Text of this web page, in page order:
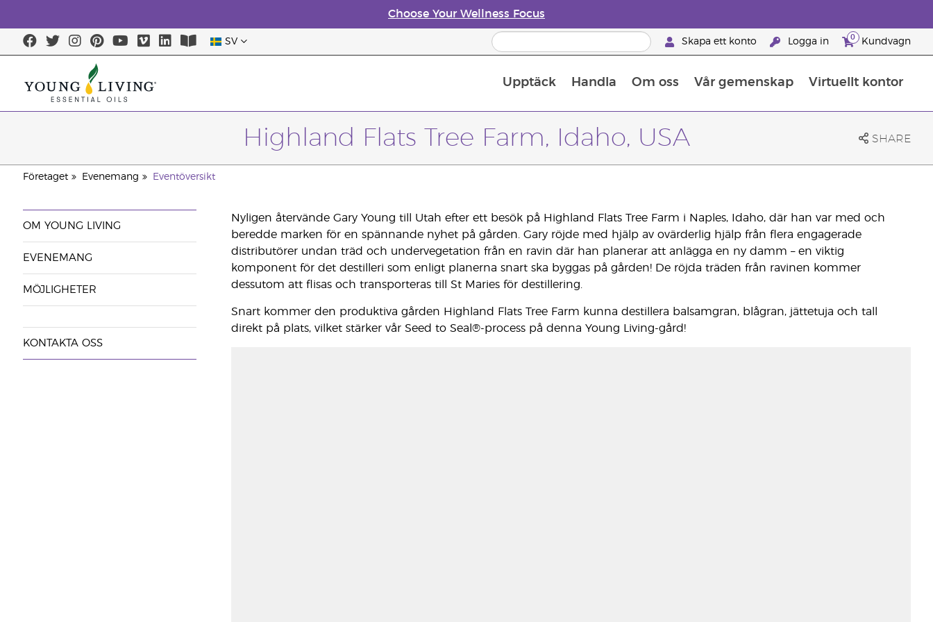
Choose Your Wellness Focus
SV Skapa ett konto Logga in 0 Kundvagn
Upptäck Handla Om oss Vår gemenskap Virtuellt kontor
Highland Flats Tree Farm, Idaho, USA SHARE
Företaget Evenemang Eventöversikt
OM YOUNG LIVING
EVENEMANG
MÖJLIGHETER
KONTAKTA OSS
Nyligen återvände Gary Young till Utah efter ett besök på Highland Flats Tree Farm i Naples, Idaho, där han var med och
beredde marken för en spännande nyhet på gården. Gary röjde med hjälp av ovärderlig hjälp från flera engagerade
distributörer undan träd och undervegetation från en ravin där han planerar att anlägga en ny damm – en viktig
komponent för det destilleri som enligt planerna snart ska byggas på gården! De röjda träden från ravinen kommer
dessutom att flisas och transporteras till St Maries för destillering.
Snart kommer den produktiva gården Highland Flats Tree Farm kunna destillera balsamgran, blågran, jättetuja och tall
direkt på plats, vilket stärker vår Seed to Seal®-process på denna Young Living-gård!